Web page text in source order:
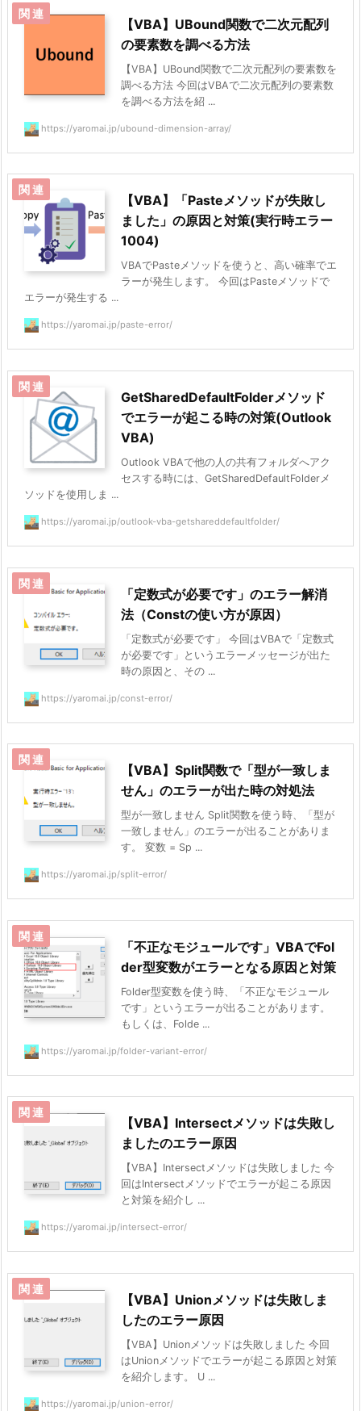
【VBA】UBound関数で二次元配列
の要素数を調べる方法
【VBA】UBound関数で二次元配列の要素数を
調べる方法 今回はVBAで二次元配列の要素数
を調べる方法を紹 ...
https://yaromai.jp/ubound-dimension-array/
【VBA】「Pasteメソッドが失敗し
ました」の原因と対策(実行時エラー
1004)
VBAでPasteメソッドを使うと、高い確率でエ
ラーが発生します。 今回はPasteメソッドで
エラーが発生する ...
https://yaromai.jp/paste-error/
GetSharedDefaultFolderメソッド
でエラーが起こる時の対策(Outlook
VBA)
Outlook VBAで他の人の共有フォルダへアク
セスする時には、GetSharedDefaultFolderメ
ソッドを使用しま ...
https://yaromai.jp/outlook-vba-getshareddefaultfolder/
「定数式が必要です」のエラー解消
法（Constの使い方が原因）
「定数式が必要です」 今回はVBAで「定数式
が必要です」というエラーメッセージが出た
時の原因と、その ...
https://yaromai.jp/const-error/
【VBA】Split関数で「型が一致しま
せん」のエラーが出た時の対処法
型が一致しません Split関数を使う時、「型が
一致しません」のエラーが出ることがありま
す。 変数 = Sp ...
https://yaromai.jp/split-error/
「不正なモジュールです」VBAでFol
der型変数がエラーとなる原因と対策
Folder型変数を使う時、「不正なモジュール
です」というエラーが出ることがあります。
もしくは、Folde ...
https://yaromai.jp/folder-variant-error/
【VBA】Intersectメソッドは失敗し
ましたのエラー原因
【VBA】Intersectメソッドは失敗しました 今
回はIntersectメソッドでエラーが起こる原因
と対策を紹介し ...
https://yaromai.jp/intersect-error/
【VBA】Unionメソッドは失敗しま
したのエラー原因
【VBA】Unionメソッドは失敗しました 今回
はUnionメソッドでエラーが起こる原因と対策
を紹介します。 U ...
https://yaromai.jp/union-error/